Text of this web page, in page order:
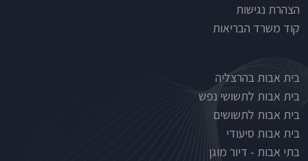
הצהרת נגישות
קוד משרד הבריאות
Nursinghouse type
בית אבות בהרצליה
בית אבות לתשושי נפש
בית אבות לתשושים
בית אבות סיעודי
בתי אבות - דיור מוגן